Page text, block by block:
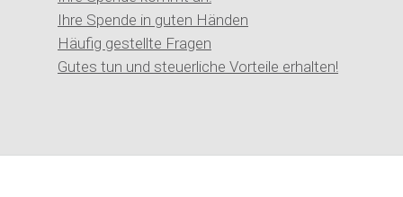
Ihre Spende in guten Händen
Häufig gestellte Fragen
Gutes tun und steuerliche Vorteile erhalten!